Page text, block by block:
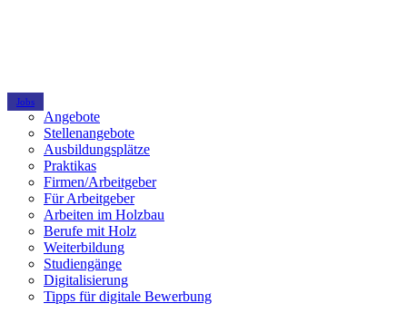
Jobs
Angebote
Stellenangebote
Ausbildungsplätze
Praktikas
Firmen/Arbeitgeber
Für Arbeitgeber
Arbeiten im Holzbau
Berufe mit Holz
Weiterbildung
Studiengänge
Digitalisierung
Tipps für digitale Bewerbung